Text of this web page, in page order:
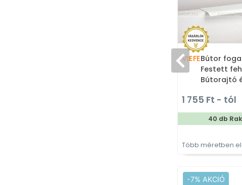
VIEFEBútor
Festett
Bútorajtó
1 755 Ft - tól
40 db
Több méretben
-7% AKCIÓ